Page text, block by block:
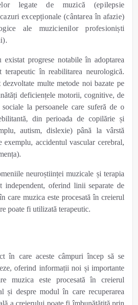
legate de muzică (epilepsie
excepționale (cântarea în afazie)
ale muzicienilor profesioniști
progrese notabile în adoptarea
terapeutic în reabilitarea neurologică.
dezvoltate multe metode noi bazate pe
deficiențele motorii, cognitive, de
la persoanele care suferă de o
din perioada de copilărie și
autism, dislexie) până la vârstă
exemplu, accidentul vascular cerebral,
neuroștiinței muzicale și terapia
independent, oferind linii separate de
care muzica este procesată în creierul
poate fi utilizată terapeutic.
în care aceste câmpuri încep să se
oferind informații noi și importante
muzica este procesată în creierul
și despre modul în care recuperarea